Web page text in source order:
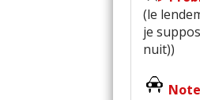
(le
je
nuit))